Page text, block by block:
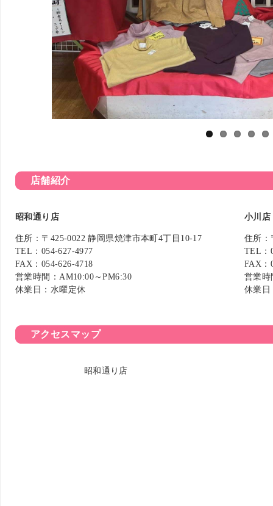
店舗紹介
昭和通り店
住所：〒425-0022 静岡県焼津市本町4丁目10-17
TEL： 054-627-4977
FAX：054-626-4718
営業時間：AM10:00～PM6:30
休業日：水曜定休
小川店
住所：
TEL：
FAX：
営業時
休業日
アクセスマップ
昭和通り店